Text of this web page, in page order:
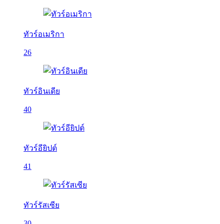
ทัวร์อเมริกา
26
ทัวร์อินเดีย
40
ทัวร์อียิปต์
41
ทัวร์รัสเซีย